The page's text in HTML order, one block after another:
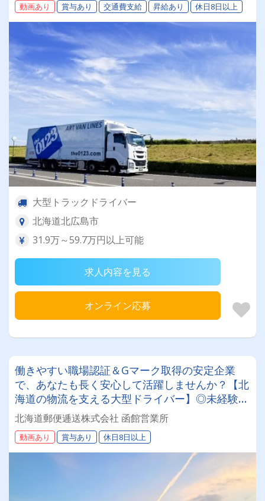
度あり！】
動画あり 賞与あり 交通費支給 昇給あり 休日8日以上
大型トラックドライバー
北海道北広島市
31.9万～59.7万円以上可能
求人内容を見る
オンライン応募
働きやすい職場認証＆Gマーク取得の安定企業
で、あなたも長く安心して活躍しませんか？【北
海道の物流を支える大型ドライバー】◎未経験歓
迎◎残業月平均8～9時間◎賞与年3回（昨年度実
績：計4.05ヶ月分）◎カゴ台車メイン
北海道郵便逓送株式会社 函館営業所
動画あり 賞与あり 休日8日以上